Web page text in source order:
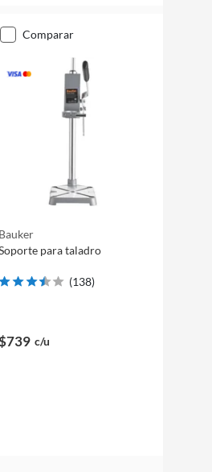
comparar
Bauker
para taladro
(138)
c/u